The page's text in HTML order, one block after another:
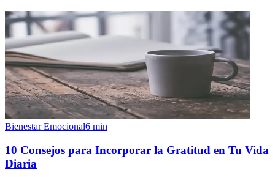
Bienestar Emocional6 min
10 Consejos para Incorporar la Gratitud en Tu Vida
Diaria